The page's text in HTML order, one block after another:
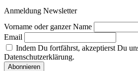
Anmeldung Newsletter
Vorname oder ganzer Name
Email
Indem Du fortfährst, akzeptierst Du
Datenschutzerklärung.